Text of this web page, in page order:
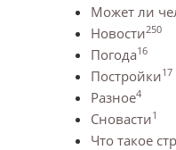
Может ли
Новости250
Погода16
Постройки17
Разное4
Сновасти1
Что такое